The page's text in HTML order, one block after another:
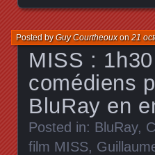
MISS :
comédiens
BluRay en
Posted byGuy Courtheouxon21
Posted in: BluRay,
film MISS,